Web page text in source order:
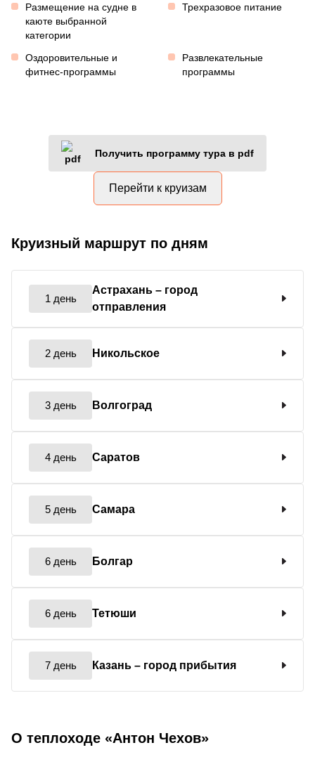
Размещение на судне в
каюте выбранной
категории
Трехразовое питание
Оздоровительные и
фитнес-программы
Развлекательные
программы
Получить программу тура в pdf
Перейти к круизам
Круизный маршрут по дням
1 день
Астрахань – город
отправления
2 день Никольское
3 день Волгоград
4 день Саратов
5 день Самара
6 день Болгар
6 день Тетюши
7 день Казань – город прибытия
О теплоходе «Антон Чехов»